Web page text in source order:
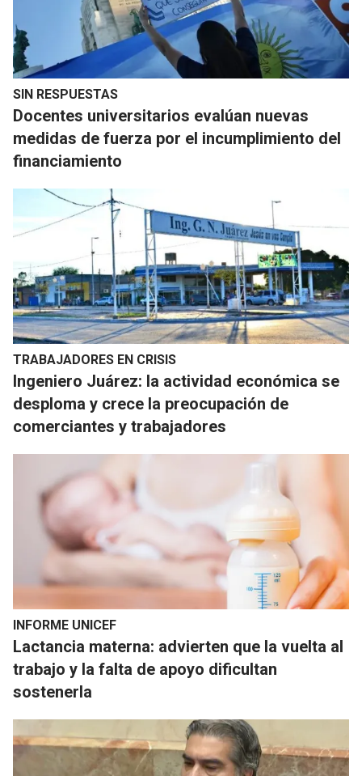
SIN RESPUESTAS
Docentes universitarios evalúan nuevas
medidas de fuerza por el incumplimiento del
financiamiento
TRABAJADORES EN CRISIS
Ingeniero Juárez: la actividad económica se
desploma y crece la preocupación de
comerciantes y trabajadores
INFORME UNICEF
Lactancia materna: advierten que la vuelta al
trabajo y la falta de apoyo dificultan
sostenerla